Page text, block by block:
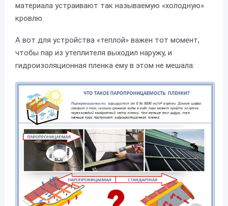
материала устраивают так называемую «холодную»
кровлю.
А вот для устройства «теплой» важен тот момент,
чтобы пар из утеплителя выходил наружу, и
гидроизоляционная пленка ему в этом не мешала: